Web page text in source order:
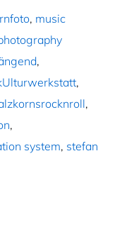
, music
,
,
,
,
system, stefan